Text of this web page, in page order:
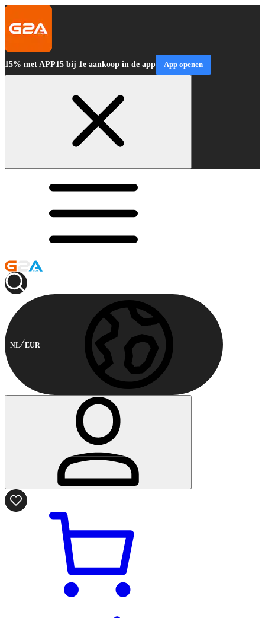
15% met APP15 bij 1e aankoop in de app App openen
NL EUR